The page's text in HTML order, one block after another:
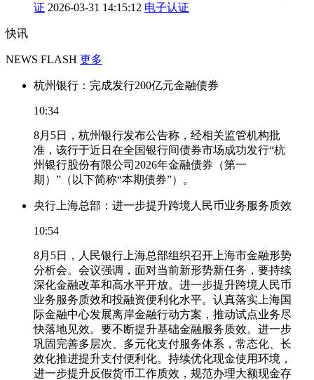
证 2026-03-31 14:15:12 电子认证
快讯
NEWS FLASH 更多
杭州银行：完成发行200亿元金融债券
10:34
8月5日，杭州银行发布公告称，经相关监管机构批
准，该行于近日在全国银行间债券市场成功发行“杭
州银行股份有限公司2026年金融债券（第一
期）”（以下简称“本期债券”）。
央行上海总部：进一步提升跨境人民币业务服务质效
10:54
8月5日，人民银行上海总部组织召开上海市金融形势
分析会。会议强调，面对当前新形势新任务，要持续
深化金融改革和高水平开放。进一步提升跨境人民币
业务服务质效和投融资便利化水平。认真落实上海国
际金融中心发展离岸金融行动方案，推动试点业务尽
快落地见效。要不断提升基础金融服务质效。进一步
巩固完善多层次、多元化支付服务体系，常态化、长
效化推进提升支付便利化。持续优化现金使用环境，
进一步提升反假货币工作质效，规范办理大额现金存